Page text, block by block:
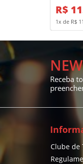
R$
1x de R$
Receba
Clube de